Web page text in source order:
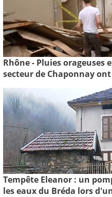
Rhône - Pluies
secteur de Chaponnay
Tempête Eleanor : un
les eaux du Bréda lors